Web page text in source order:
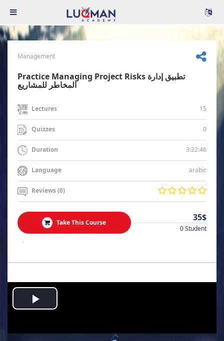
Management
Practice Managing Project Risks تطبيق إدارة
المخاطر للمشاريع
Lectures 15
Quizzes 0
Duration 3:22:46
Language arabic
Reviews (0)
Take This Course 35$
0 Student
.
Play
Video